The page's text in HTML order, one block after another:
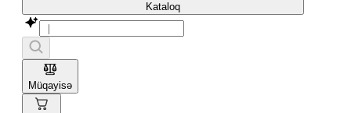
Kataloq
Müqayisə